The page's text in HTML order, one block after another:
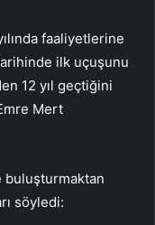
faaliyetlerine
ilk uçuşunu
12 yıl geçtiğini
Mert
buluşturmaktan
söyledi: